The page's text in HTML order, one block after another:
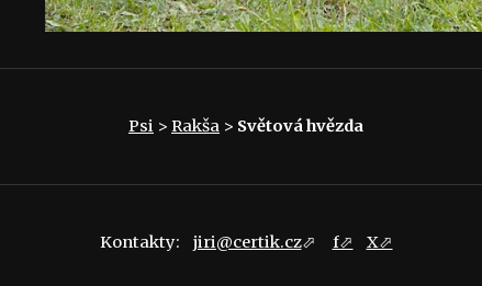
Psi > Rakša > Světová hvězda
Kontakty: jiri@certik.cz⬀ f⬀ X⬀